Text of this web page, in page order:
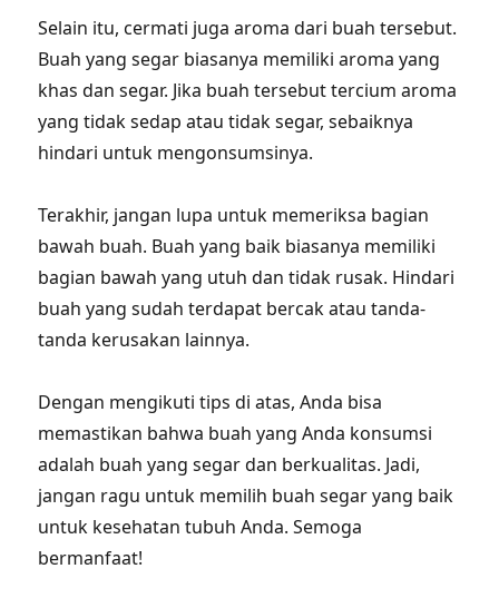
Selain itu, cermati juga aroma dari buah tersebut.
Buah yang segar biasanya memiliki aroma yang
khas dan segar. Jika buah tersebut tercium aroma
yang tidak sedap atau tidak segar, sebaiknya
hindari untuk mengonsumsinya.
Terakhir, jangan lupa untuk memeriksa bagian
bawah buah. Buah yang baik biasanya memiliki
bagian bawah yang utuh dan tidak rusak. Hindari
buah yang sudah terdapat bercak atau tanda-
tanda kerusakan lainnya.
Dengan mengikuti tips di atas, Anda bisa
memastikan bahwa buah yang Anda konsumsi
adalah buah yang segar dan berkualitas. Jadi,
jangan ragu untuk memilih buah segar yang baik
untuk kesehatan tubuh Anda. Semoga
bermanfaat!